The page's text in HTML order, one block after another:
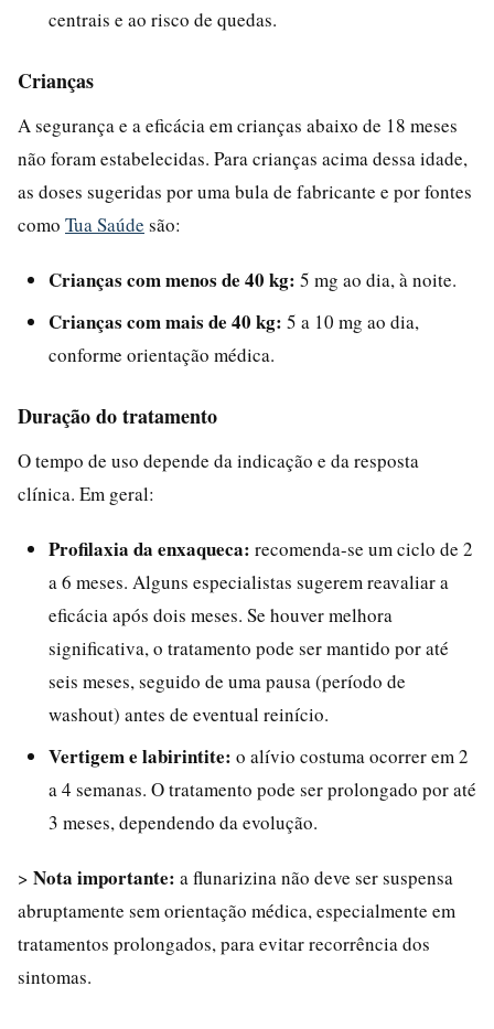
centrais e ao risco de quedas.
Crianças
A segurança e a eficácia em crianças abaixo de 18 meses
não foram estabelecidas. Para crianças acima dessa idade,
as doses sugeridas por uma bula de fabricante e por fontes
como Tua Saúde são:
Crianças com menos de 40 kg: 5 mg ao dia, à noite.
Crianças com mais de 40 kg: 5 a 10 mg ao dia,
conforme orientação médica.
Duração do tratamento
O tempo de uso depende da indicação e da resposta
clínica. Em geral:
Profilaxia da enxaqueca: recomenda-se um ciclo de 2
a 6 meses. Alguns especialistas sugerem reavaliar a
eficácia após dois meses. Se houver melhora
significativa, o tratamento pode ser mantido por até
seis meses, seguido de uma pausa (período de
washout) antes de eventual reinício.
Vertigem e labirintite: o alívio costuma ocorrer em 2
a 4 semanas. O tratamento pode ser prolongado por até
3 meses, dependendo da evolução.
> Nota importante: a flunarizina não deve ser suspensa
abruptamente sem orientação médica, especialmente em
tratamentos prolongados, para evitar recorrência dos
sintomas.